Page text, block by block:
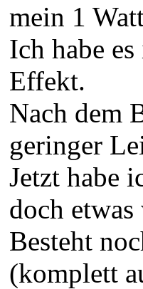
mein 1
Ich habe
Effekt.
Nach dem
geringer
Jetzt habe
doch
Besteht
(komplett